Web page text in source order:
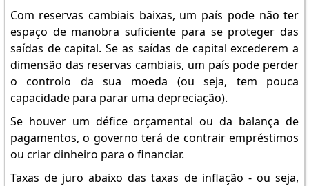
Com reservas cambiais baixas, um país pode não ter
espaço de manobra suficiente para se proteger das
saídas de capital. Se as saídas de capital excederem a
dimensão das reservas cambiais, um país pode perder
o controlo da sua moeda (ou seja, tem pouca
capacidade para parar uma depreciação).
Se houver um défice orçamental ou da balança de
pagamentos, o governo terá de contrair empréstimos
ou criar dinheiro para o financiar.
Taxas de juro abaixo das taxas de inflação - ou seja,